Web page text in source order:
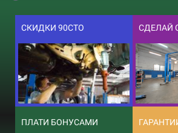
СКИДКИ 90СТО СДЕЛАЙ
ПЛАТИ БОНУСАМИ